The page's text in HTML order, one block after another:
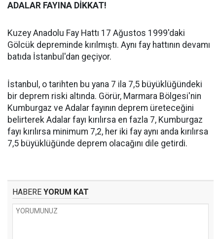
ADALAR FAYINA DİKKAT!
Kuzey Anadolu Fay Hattı 17 Ağustos 1999'daki
Gölcük depreminde kırılmıştı. Aynı fay hattının devamı
batıda İstanbul'dan geçiyor.
İstanbul, o tarihten bu yana 7 ila 7,5 büyüklüğündeki
bir deprem riski altında. Görür, Marmara Bölgesi'nin
Kumburgaz ve Adalar fayının deprem üreteceğini
belirterek Adalar fayı kırılırsa en fazla 7, Kumburgaz
fayı kırılırsa minimum 7,2, her iki fay aynı anda kırılırsa
7,5 büyüklüğünde deprem olacağını dile getirdi.
HABERE YORUM KAT